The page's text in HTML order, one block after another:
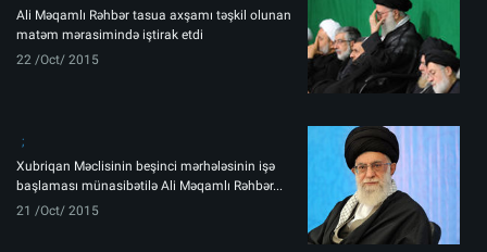
Ali Məqamlı Rəhbər tasua axşamı təşkil olunan
matəm mərasimində iştirak etdi
22 /Oct/ 2015
Xubriqan Məclisinin beşinci mərhələsinin işə
başlaması münasibətilə Ali Məqamlı Rəhbər...
21 /Oct/ 2015